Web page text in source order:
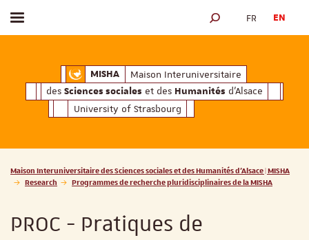
MISHAMaison Interuniversitaire des
Maison Interuniversitaire
des Sciences sociales et des Humanités d'Alsace
University of Strasbourg
Toggle menu SEARCH ENGINE
FR EN
Vous êtes ici :
Maison Interuniversitaire des Sciences sociales et des Humanités d'Alsace | MISHA
Research
Programmes de recherche pluridisciplinaires de la MISHA
PROC - Pratiques de